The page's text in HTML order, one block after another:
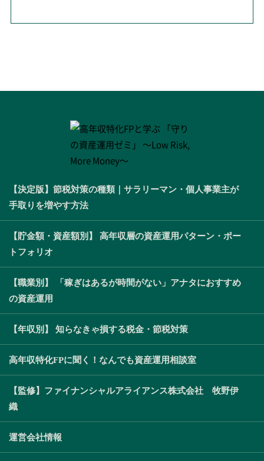
【決定版】節税対策の種類｜サラリーマン・個人事業主が
手取りを増やす方法
【貯金額・資産額別】 高年収層の資産運用パターン・ポー
トフォリオ
【職業別】 「稼ぎはあるが時間がない」アナタにおすすめ
の資産運用
【年収別】 知らなきゃ損する税金・節税対策
高年収特化FPに聞く！なんでも資産運用相談室
【監修】ファイナンシャルアライアンス株式会社 牧野伊
織
運営会社情報